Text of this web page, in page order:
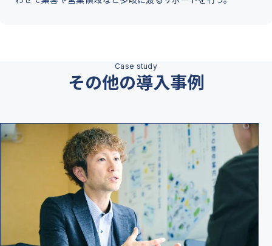
その他の導入事例